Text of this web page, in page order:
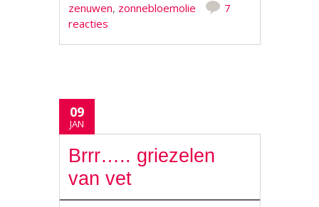
zenuwen, zonnebloemolie
7
reacties
09
JAN
Brrr….. griezelen
van vet